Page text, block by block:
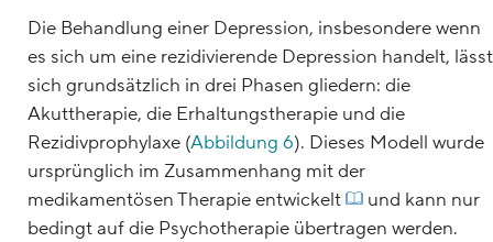
Die Behandlung einer Depression, insbesondere wenn
es sich um eine rezidivierende Depression handelt, lässt
sich grundsätzlich in drei Phasen gliedern: die
Akuttherapie, die Erhaltungstherapie und die
Rezidivprophylaxe (Abbildung 6). Dieses Modell wurde
ursprünglich im Zusammenhang mit der
medikamentösen Therapie entwickelt
und kann nur
bedingt auf die Psychotherapie übertragen werden.